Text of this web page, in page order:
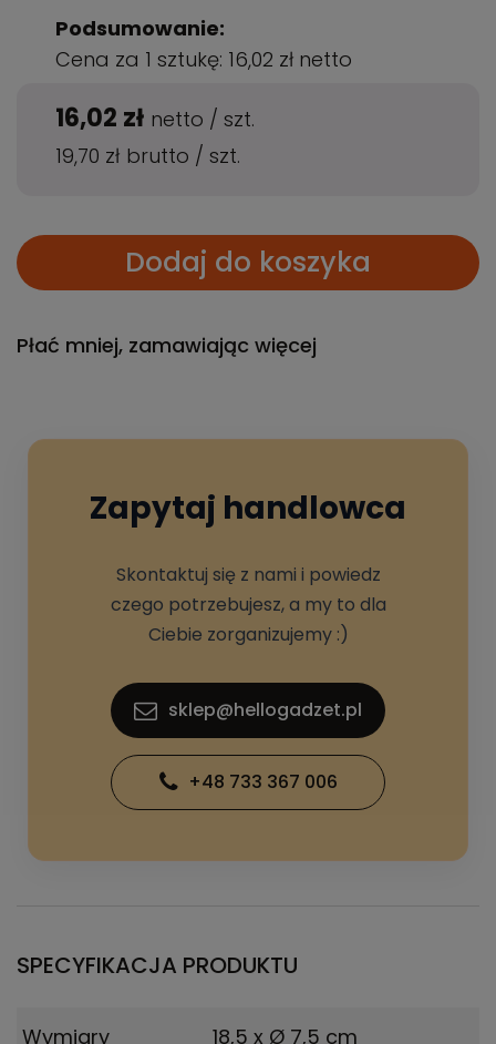
Podsumowanie:
Cena za 1 sztukę: 16,02 zł netto
16,02 zł netto / szt.
19,70 zł brutto / szt.
Dodaj do koszyka
Płać mniej, zamawiając więcej
Zapytaj handlowca
Skontaktuj się z nami i powiedz
czego potrzebujesz, a my to dla
Ciebie zorganizujemy :)
sklep@hellogadzet.pl
+48 733 367 006
SPECYFIKACJA PRODUKTU
Wymiary 18,5 x Ø 7,5 cm